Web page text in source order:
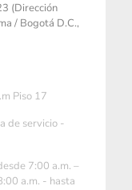
(Dirección
/ Bogotá D.C.,
Piso 17
de servicio -
7:00 a.m. –
a.m. - hasta